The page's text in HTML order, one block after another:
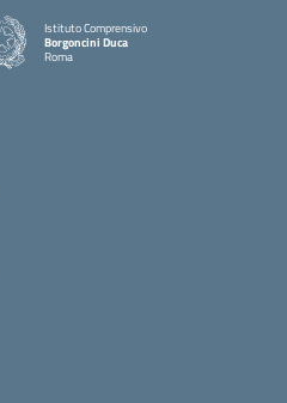
Istituto Comprensivo
Borgoncini Duca
Roma